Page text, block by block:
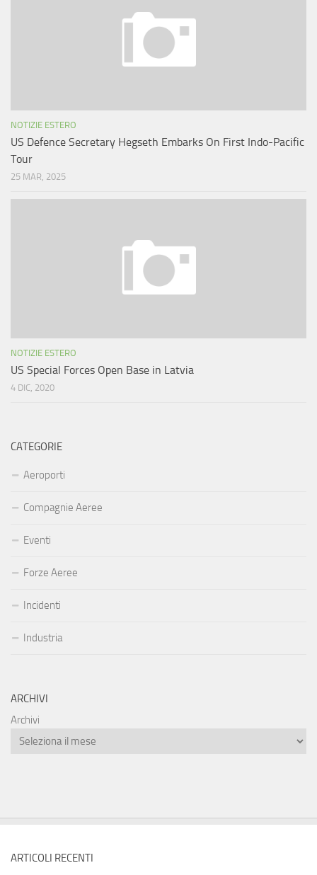
NOTIZIE ESTERO
US Defence Secretary Hegseth Embarks On First Indo-Pacific
Tour
25 MAR, 2025
NOTIZIE ESTERO
US Special Forces Open Base in Latvia
4 DIC, 2020
CATEGORIE
Aeroporti
Compagnie Aeree
Eventi
Forze Aeree
Incidenti
Industria
ARCHIVI
Archivi
ARTICOLI RECENTI